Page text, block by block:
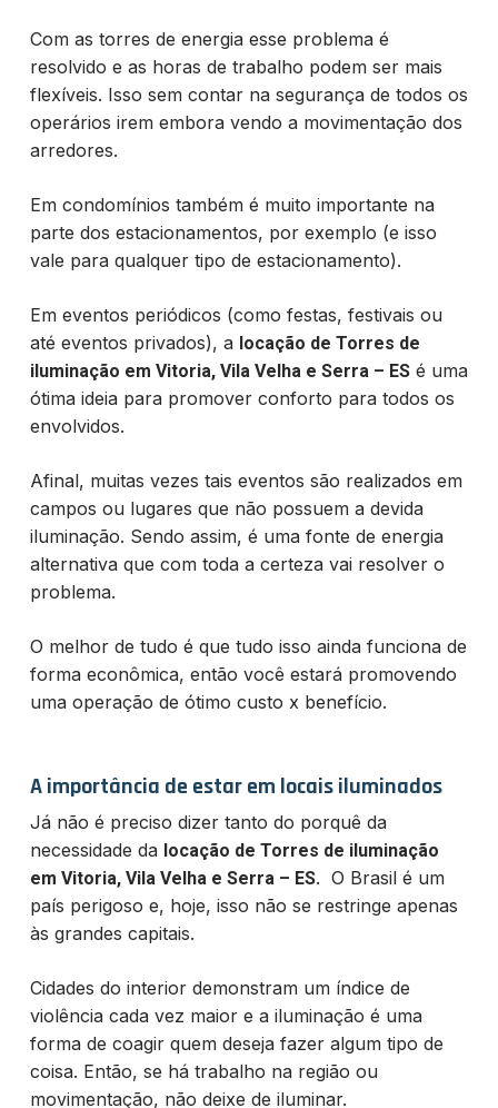
Com as torres de energia esse problema é
resolvido e as horas de trabalho podem ser mais
flexíveis. Isso sem contar na segurança de todos os
operários irem embora vendo a movimentação dos
arredores.
Em condomínios também é muito importante na
parte dos estacionamentos, por exemplo (e isso
vale para qualquer tipo de estacionamento).
Em eventos periódicos (como festas, festivais ou
até eventos privados), a locação de Torres de
iluminação em Vitoria, Vila Velha e Serra – ESé uma
ótima ideia para promover conforto para todos os
envolvidos.
Afinal, muitas vezes tais eventos são realizados em
campos ou lugares que não possuem a devida
iluminação. Sendo assim, é uma fonte de energia
alternativa que com toda a certeza vai resolver o
problema.
O melhor de tudo é que tudo isso ainda funciona de
forma econômica, então você estará promovendo
uma operação de ótimo custo x benefício.
A importância de estar em locais iluminados
Já não é preciso dizer tanto do porquê da
necessidade da locação de Torres de iluminação
em Vitoria, Vila Velha e Serra – ES. O Brasil é um
país perigoso e, hoje, isso não se restringe apenas
às grandes capitais.
Cidades do interior demonstram um índice de
violência cada vez maior e a iluminação é uma
forma de coagir quem deseja fazer algum tipo de
coisa. Então, se há trabalho na região ou
movimentação, não deixe de iluminar.